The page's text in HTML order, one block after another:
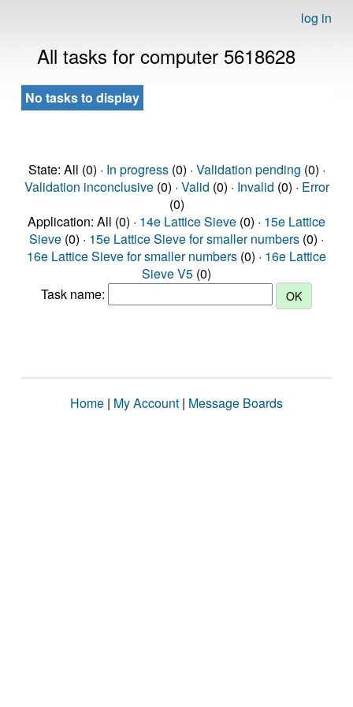
log in
All tasks for computer 5618628
No tasks to display
State: All (0) · In progress(0) · Validation pending (0) ·
Validation inconclusive(0) · Valid (0) · Invalid (0) · Error
(0)
Application: All (0) · 14e Lattice Sieve (0) · 15e Lattice
Sieve (0) · 15e Lattice Sieve for smaller numbers (0) ·
16e Lattice Sieve for smaller numbers (0) · 16e Lattice
Sieve V5 (0)
Task name:
Home | My Account | Message Boards